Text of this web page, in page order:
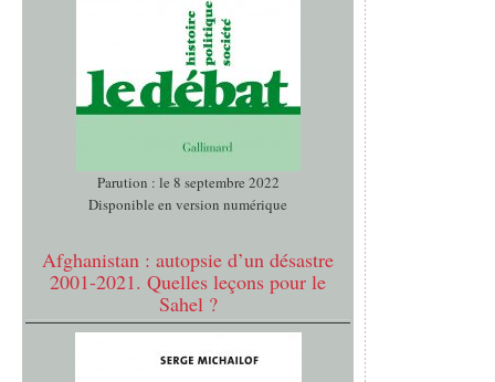
Parution : le 8 septembre 2022
Disponible en version numérique
Afghanistan : autopsie d’un désastre
2001-2021. Quelles leçons pour le
Sahel ?